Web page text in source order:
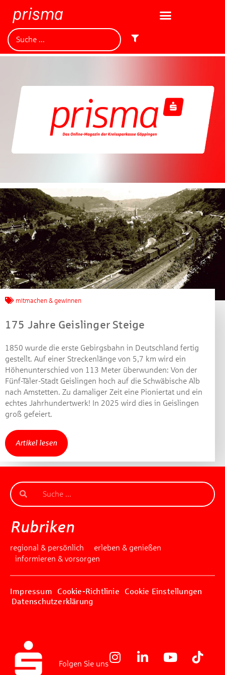
mitmachen & gewinnen
175 Jahre Geislinger Steige
1850 wurde die erste Gebirgsbahn in Deutschland fertig
gestellt. Auf einer Streckenlänge von 5,7 km wird ein
Höhenunterschied von 113 Meter überwunden: Von der
Fünf-Täler-Stadt Geislingen hoch auf die Schwäbische Alb
nach Amstetten. Zu damaliger Zeit eine Pioniertat und ein
echtes Jahrhundertwerk! In 2025 wird dies in Geislingen
groß gefeiert.
Artikel lesen
Rubriken
regional & persönlich
erleben & genießen
informieren & vorsorgen
Impressum Cookie-Richtlinie
Cookie Einstellungen
Datenschutzerklärung
Folgen Sie uns
Jetzt mitmachen und
gewinnen!
Machen Sie mit bei unserem Gewinnspiel! Bis 31.
Dezember 2021 verlosen wir 10 Gutscheine des
Treffpunkt Gold der Kreissparkasse Göppingen im Wert
von je 30 Euro.
Beantworten Sie einfach folgende Frage:
Welches Jubiläum feiert die Kreissparkasse
Göppingen in diesem Jahr?